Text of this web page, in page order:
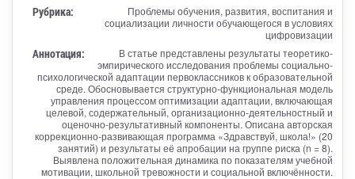
Рубрика:
Проблемы обучения, развития, воспитания и
социализации личности обучающегося в условиях
цифровизации
Аннотация:
В статье представлены результаты теоретико-
эмпирического исследования проблемы социально-
психологической адаптации первоклассников к образовательной
среде. Обосновывается структурно-функциональная модель
управления процессом оптимизации адаптации, включающая
целевой, содержательный, организационно-деятельностный и
оценочно-результативный компоненты. Описана авторская
коррекционно-развивающая программа «Здравствуй, школа!» (20
занятий) и результаты её апробации на группе риска (n = 8).
Выявлена положительная динамика по показателям учебной
мотивации, школьной тревожности и социальной включённости.